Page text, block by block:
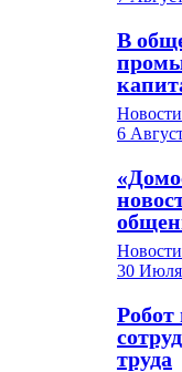
В
Новости
6
Новости
30
Робот
труда